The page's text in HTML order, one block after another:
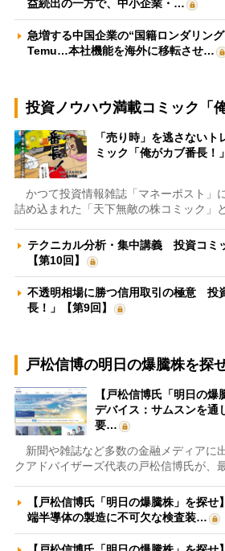
益続出の一方で、中小企業・…
急増する中国企業の“国籍ロンダリン
Temu…本社機能を海外に移転させ…
投資ノウハウ満載コミック「
「売り時」を逃さない
ミック「俺がカブ番長！
かつて投資情報雑誌「マネーポスト」
詰め込まれた「天下無敵の株コミック」
テクニカル分析・集中講義 投資コミ
【第10回】
不透明相場に勝つ信用取引の極意 投
長！」【第9回】
戸松信博の明日の爆騰株を探
【戸松信博氏「明日の
デバイス：サムスンを通
要…
新聞や雑誌など多数の金融メディアに
クアドバイザーズ代表の戸松信博氏が、
【戸松信博氏「明日の爆騰株」を探
端半導体の製造に不可欠な検査装…